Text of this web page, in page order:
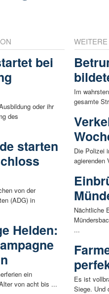
bei
oder ihr
des
starten
von der
(ADG) in
Helden:
ein
von acht bis ...
Im
gesamte
Die Polizei
agierenden
Nächtliche
...
Es ist
Siege. Und